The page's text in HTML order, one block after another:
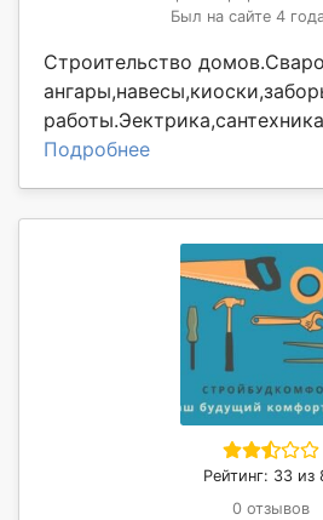
Был на сайте 4
Строительство
Подробнее
Рейтинг: 33 из
0 отзывов